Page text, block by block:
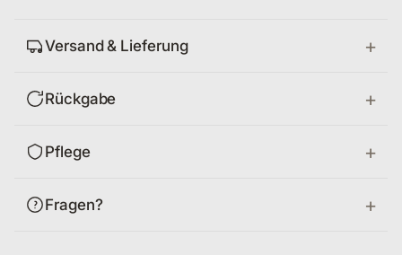
Versand & Lieferung
Rückgabe
Pflege
Fragen?